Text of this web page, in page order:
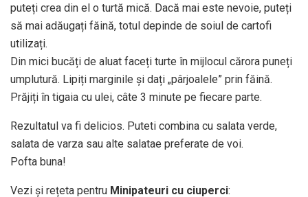
puteți crea din el o turtă mică. Dacă mai este nevoie, puteți
să mai adăugați făină, totul depinde de soiul de cartofi
utilizați.
Din mici bucăți de aluat faceți turte în mijlocul cărora puneți
umplutură. Lipiți marginile și dați „pârjoalele” prin făină.
Prăjiți în tigaia cu ulei, câte 3 minute pe fiecare parte.
Rezultatul va fi delicios. Puteti combina cu salata verde,
salata de varza sau alte salatae preferate de voi.
Pofta buna!
Vezi și rețeta pentru Minipateuri cu ciuperci: